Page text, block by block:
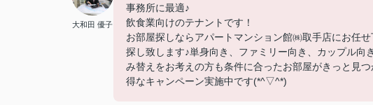
大和田 優子
事務所に最適♪
飲食業向けのテナントです！
お部屋探しならアパートマンション館㈱取手店にお任
探し致します♪単身向き、ファミリー向き、カップル
み替えをお考えの方も条件に合ったお部屋がきっと見
得なキャンペーン実施中です(*^▽^*)